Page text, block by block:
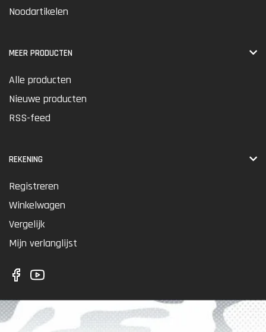
Noodartikelen
MEER PRODUCTEN
Alle producten
Nieuwe producten
RSS-feed
REKENING
Registreren
Winkelwagen
Vergelijk
Mijn verlanglijst